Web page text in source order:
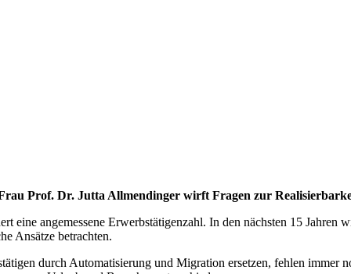
Prof. Dr. Jutta Allmendinger wirft Fragen zur
eine angemessene Erwerbstätigenzahl. In den nächsten 15
Ansätze betrachten.
durch Automatisierung und Migration ersetzen, fehlen